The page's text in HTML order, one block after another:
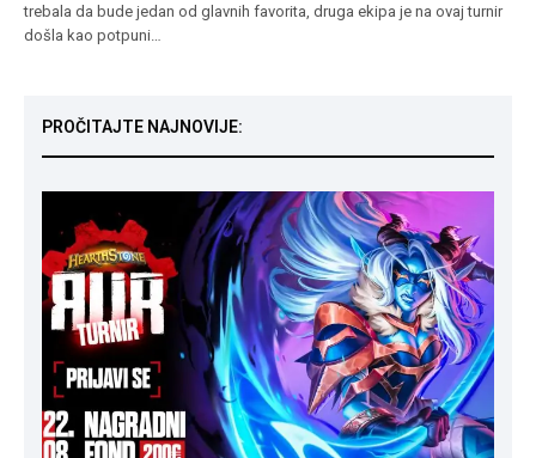
trebala da bude jedan od glavnih favorita, druga ekipa je na ovaj turnir
došla kao potpuni…
PROČITAJTE NAJNOVIJE: